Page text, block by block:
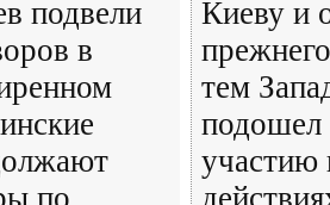
подвели
в
по
Киеву и
тем
подошел
участию